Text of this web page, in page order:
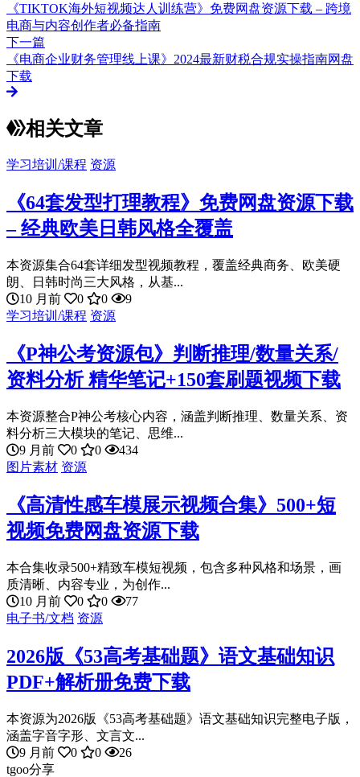
《TIKTOK海外短视频达人训练营》免费网盘资源下载 – 跨境
电商与内容创作者必备指南
下一篇
《电商企业财务管理线上课》2024最新财税合规实操指南网盘
下载
相关文章
学习培训/课程 资源
《64套发型打理教程》免费网盘资源下载
– 经典欧美日韩风格全覆盖
本资源集合64套详细发型视频教程，覆盖经典商务、欧美硬
朗、日韩时尚三大风格，从基...
10 月前
0 0
9
学习培训/课程 资源
《P神公考资源包》判断推理/数量关系/
资料分析 精华笔记+150套刷题视频下载
本资源整合P神公考核心内容，涵盖判断推理、数量关系、资
料分析三大模块的笔记、思维...
9 月前
0 0
434
图片素材 资源
《高清性感车模展示视频合集》500+短
视频免费网盘资源下载
本合集收录500+精致车模短视频，包含多种风格和场景，画
质清晰、内容专业，为创作...
10 月前
0 0
77
电子书/文档 资源
2026版《53高考基础题》语文基础知识
PDF+解析册免费下载
本资源为2026版《53高考基础题》语文基础知识完整电子版，
涵盖字音字形、文言文...
9 月前
0 0
26
tgoo分享